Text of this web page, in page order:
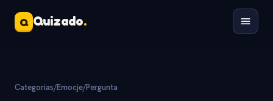
Q Quizado.
Categorias/Emocje/Pergunta